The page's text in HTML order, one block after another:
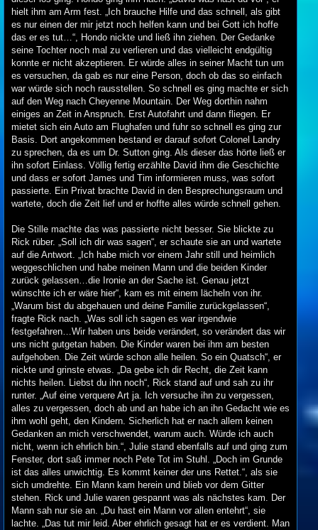
hielt ihm am Arm fest. „Ich brauche Hilfe und das schnell, als gibt
es nur einen der mir jetzt noch helfen kann und bei Gott ich hoffe
das er es tut…“, Hondo nickte und ließ ihn ziehen. Der Gedanke
seine Tochter noch mal zu verlieren und das vielleicht endgültig
konnte er nicht akzeptieren. Er würde alles in seiner Macht tun um
es versuchen, da gab es nur eine Person, doch ob das so einfach
war würde sich noch rausstellen. So schnell es ging machte er sich
auf den Weg nach Cheyenne Mountain. Der Weg dorthin nahm
einiges an Zeit in Anspruch. Erst Autofahrt und dann fliegen. Er
mietet sich ein Auto am Flughafen und fuhr so schnell es ging zur
Basis. Dort angekommen bestand er darauf sofort Colonel Landry
zu sprechen, da es um Dr. Sutton ging. Als dieser das hörte ließ er
ihn sofort Einlass. Völlig fertig erzählte David ihm die Geschichte
und dass er sofort James und Tim informieren muss, was sofort
passierte. Ein Privat brachte David in den Besprechungsraum und
wartete, doch die Zeit lief und er hoffte alles würde schnell gehen.
Die Stille machte das was passierte nicht besser. Sie blickte zu
Rick rüber. „Soll ich dir was sagen“, er schaute sie an und wartete
auf die Antwort. „Ich habe mich vor einem Jahr still und heimlich
weggeschlichen und habe meinen Mann und die beiden Kinder
zurück gelassen…die Ironie an der Sache ist. Genau jetzt
wünschte ich er wäre hier“, kam es mit einem lächeln von ihr.
„Warum bist du abgehauen und deine Familie zurückgelassen“,
fragte Rick nach. „Was soll ich sagen es war irgendwie
festgefahren…Wir haben uns beide verändert, so verändert das wir
uns nicht gutgetan haben. Die Kinder waren bei ihm am besten
aufgehoben. Die Zeit würde schon alle heilen. So ein Quatsch“, er
nickte und grinste etwas. „Da gebe ich dir Recht, die Zeit kann
nichts heilen. Liebst du ihn noch“, Rick stand auf und sah zu ihr
runter. „Auf eine verquere Art ja. Ich versuche ihn zu vergessen,
alles zu vergessen, doch ab und an habe ich an ihn Gedacht wie es
ihm wohl geht, den Kindern. Sicherlich hat er nach allem keinen
Gedanken an mich verschwendet, warum auch. Würde ich auch
nicht, wenn ich ehrlich bin.“, Julie stand ebenfalls auf und ging zum
Fenster, dort saß immer noch Pete Tot im Stuhl. „Doch im Grunde
ist das alles unwichtig. Es kommt keiner der uns Rettet.“, als sie
sich umdrehte. Ein Mann kam herein und blieb vor dem Gitter
stehen. Rick und Julie waren gespannt was als nächstes kam. Der
Mann sah nur sie an. „Du hast ein Mann vor allen entehrt“, sie
lachte. „Das tut mir leid. Aber ehrlich gesagt hat er es verdient. Man